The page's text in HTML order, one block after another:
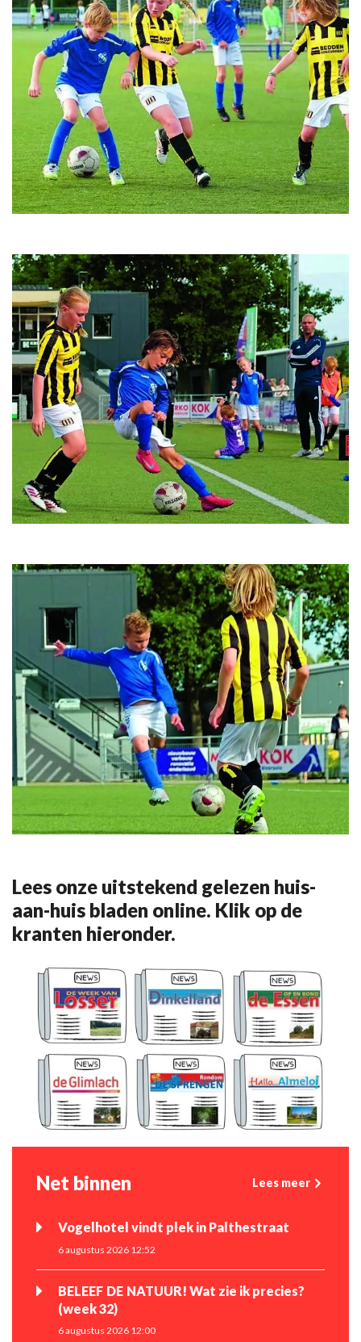
Lees onze uitstekend gelezen huis-
aan-huis bladen online. Klik op de
kranten hieronder.
Net binnen Lees meer
Vogelhotel vindt plek in Palthestraat
6 augustus 2026 12:52
BELEEF DE NATUUR! Wat zie ik precies?
(week 32)
6 augustus 2026 12:00